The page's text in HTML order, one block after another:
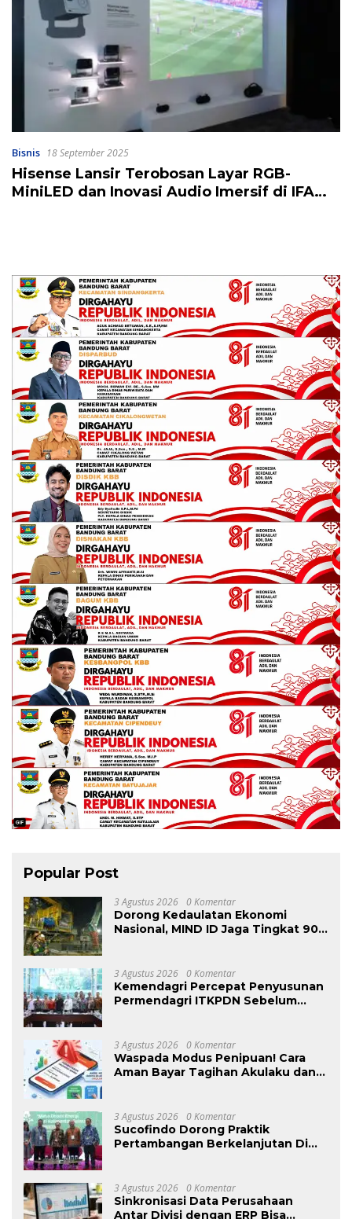
Bisnis 18 September 2025
Hisense Lansir Terobosan Layar RGB-
MiniLED dan Inovasi Audio Imersif di IFA
Popular Post
3 Agustus 2026 0 Komentar
Dorong Kedaulatan Ekonomi
Nasional, MIND ID Jaga Tingkat 90%
3 Agustus 2026 0 Komentar
Kemendagri Percepat Penyusunan
Permendagri ITKPDN Sebelum
3 Agustus 2026 0 Komentar
Waspada Modus Penipuan! Cara
Aman Bayar Tagihan Akulaku dan
3 Agustus 2026 0 Komentar
Sucofindo Dorong Praktik
Pertambangan Berkelanjutan Di
3 Agustus 2026 0 Komentar
Sinkronisasi Data Perusahaan
Antar Divisi dengan ERP Bisa